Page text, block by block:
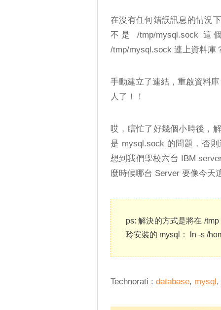
在沒有任何錯誤訊息的情況
不是 /tmp/mysql.sock
/tmp/mysql.sock 連上資料庫
手動建立了連結，重啟資料
人了！！
哎，瞎忙了好幾個小時後，
是 mysql.sock 的問題，否
想到我們學校六台 IBM
麼時候哪台 Server 要像今天
ps: 解決的方式是將在 /
玲安裝的 mysql： ln -s /
Technorati : database, mysql,